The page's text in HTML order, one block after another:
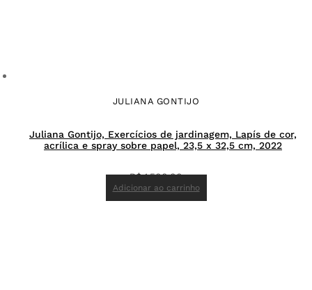
JULIANA GONTIJO
Juliana Gontijo, Exercícios de jardinagem, Lapís de cor,
acrílica e spray sobre papel, 23,5 x 32,5 cm, 2022
R$1.500,00
Adicionar ao carrinho